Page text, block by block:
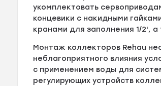
укомплектовать
концевики с накидными
кранами для заполнения 1/2',
Монтаж коллекторов Rehau
неблагоприятного влияния
с применением воды для
регулирующих устройств